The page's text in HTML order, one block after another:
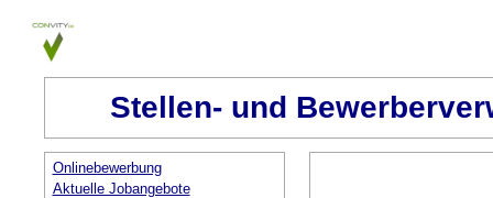
Stellen- und
Onlinebewerbung
Aktuelle Jobangebote